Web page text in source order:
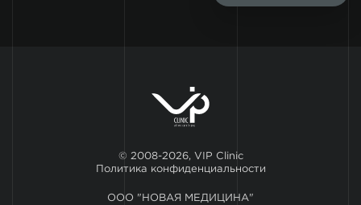
© 2008-2026, VIP Clinic
Политика конфиденциальности
ООО "НОВАЯ МЕДИЦИНА"